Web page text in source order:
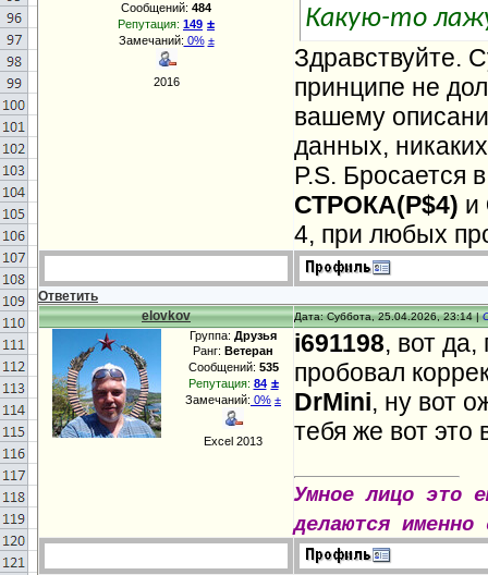
Сообщений: 484
Репутация: 149 ±
Замечаний: 0% ±
2016
Какую-то
Здравствуйте.
принципе не
вашему
данных,
P.S. Бросается
СТРОКА(P$4) и
4, при любых
Ответить
elovkov
Дата: Суббота, 25.04.2026, 23:14 |
Группа: Друзья
Ранг: Ветеран
Сообщений: 535
Репутация: 84 ±
Замечаний: 0% ±
Excel 2013
i691198, вот да,
пробовал
DrMini, ну вот
тебя же вот это
Умное лицо это
делаются